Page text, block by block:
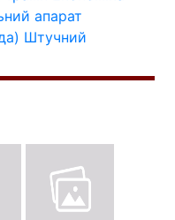
апарат
Штучний